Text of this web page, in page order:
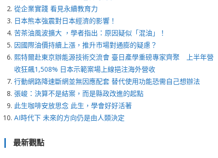
從企業實踐 看見永續教育力
日本熊本強震對日本經濟的影響！
苦茶油風波擴大 ，學者指出：原因疑似「混油」！
因國際油價持續上漲，推升市場對通膨的疑慮？
熙特爾赴東京辦能源技術交流會 臺日產學重磅專家齊聚 上半年營
收狂飆1,508% 日本示範案場上線挹注海外營收
行動網路降速斷網並無因應配套 替代使用功能恐需自己想辦法
張峻：決算不是結案，而是縣政改進的起點
此生咖啡安放思念 此生，學會好好活著
AI時代下 未來的方向仍是由人類決定
最新觀點